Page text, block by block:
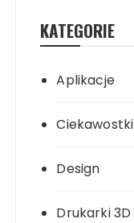
KATEGORIE
Aplikacje
Ciekawostki
Design
Drukarki 3D